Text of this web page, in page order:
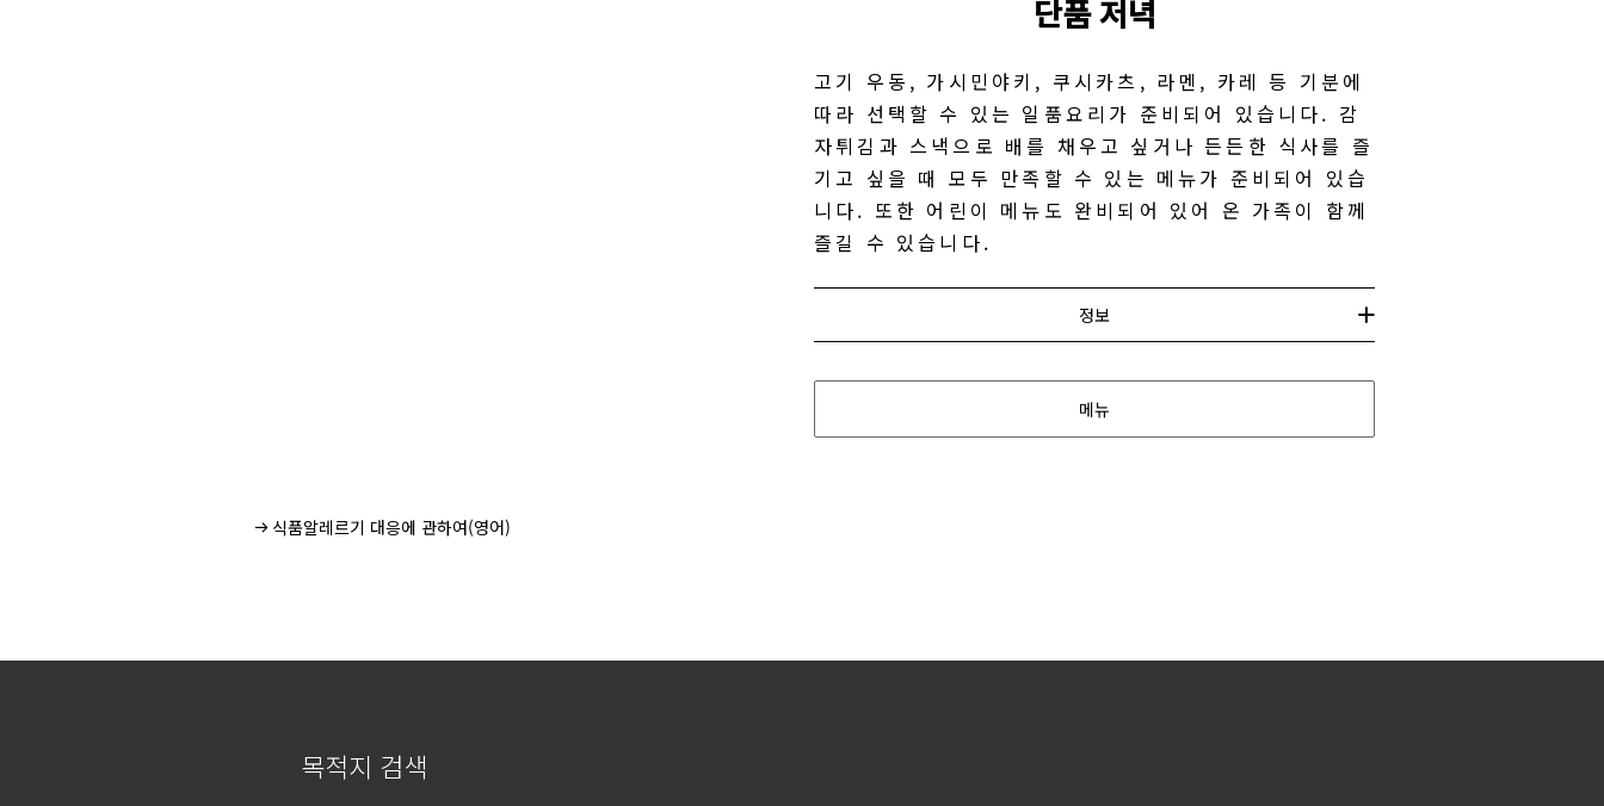
단품 저녁
고기 우동, 가시민야키, 쿠시카츠, 라멘, 카레 등 기분에
따라 선택할 수 있는 일품요리가 준비되어 있습니다. 감
자튀김과 스낵으로 배를 채우고 싶거나 든든한 식사를 즐
기고 싶을 때 모두 만족할 수 있는 메뉴가 준비되어 있습
니다. 또한 어린이 메뉴도 완비되어 있어 온 가족이 함께
즐길 수 있습니다.
정보
메뉴
식품알레르기 대응에 관하여(영어)
목적지 검색